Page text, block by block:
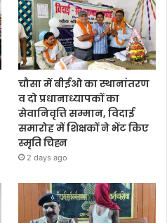
चौसा में बीईओ का स्थानांतरण
व दो प्रधानाध्यापकों का
सेवानिवृत्ति सम्मान, विदाई
समारोह में शिक्षकों ने भेंट किए
स्मृति चिह्न
2 days ago